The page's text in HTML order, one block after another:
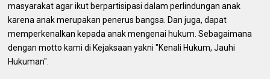
masyarakat agar ikut berpartisipasi dalam perlindungan anak
karena anak merupakan penerus bangsa. Dan juga, dapat
memperkenalkan kepada anak mengenai hukum. Sebagaimana
dengan motto kami di Kejaksaan yakni "Kenali Hukum, Jauhi
Hukuman".